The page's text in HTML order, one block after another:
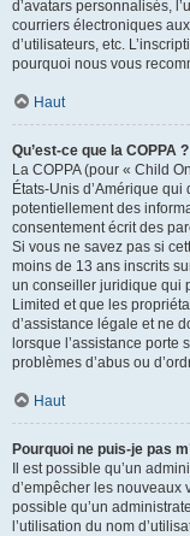
d’avatars personnalisés,
courriers électroniques
d’utilisateurs, etc.
pourquoi nous vous
Haut
Qu’est-ce que la COPPA ?
La COPPA (pour « Child
États-Unis d’Amérique
potentiellement des
consentement écrit des
Si vous ne savez pas si
moins de 13 ans inscrits
un conseiller juridique qui
Limited et que les
d’assistance légale et ne
lorsque l’assistance porte
problèmes d’abus ou
Haut
Pourquoi ne puis-je pas
Il est possible qu’un
d’empêcher les nouveaux
possible qu’un
l’utilisation du nom